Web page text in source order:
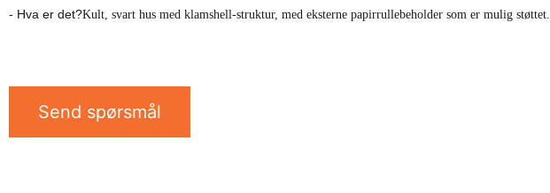
- Hva er det?Kult, svart hus med klamshell-struktur, med eksterne papirrullebeholder som er mulig støttet.
Send spørsmål